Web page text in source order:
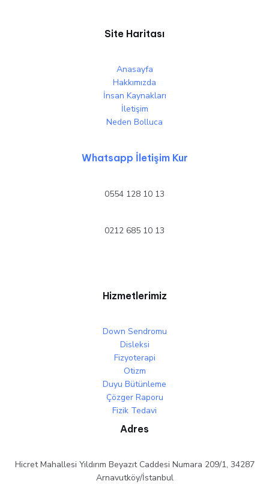
Site Haritası
Anasayfa
Hakkımızda
İnsan Kaynakları
İletişim
Neden Bolluca
Whatsapp İletişim Kur
0554 128 10 13
0212 685 10 13
Hizmetlerimiz
Down Sendromu
Disleksi
Fizyoterapi
Otizm
Duyu Bütünleme
Çözger Raporu
Fizik Tedavi
Adres
Hicret Mahallesi Yıldırım Beyazıt Caddesi Numara 209/1, 34287
Arnavutköy/İstanbul